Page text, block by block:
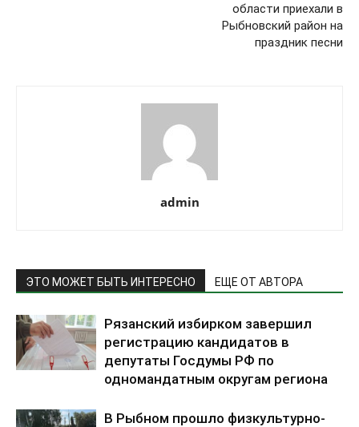
области приехали в
Рыбновский район на
праздник песни
admin
ЭТО МОЖЕТ БЫТЬ ИНТЕРЕСНО ЕЩЕ ОТ АВТОРА
Рязанский избирком завершил
регистрацию кандидатов в
депутаты Госдумы РФ по
одномандатным округам региона
В Рыбном прошло физкультурно-